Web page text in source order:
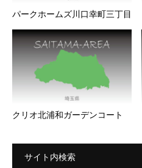
パークホームズ川口幸町三丁目
クリオ北浦和ガーデンコート
サイト内検索